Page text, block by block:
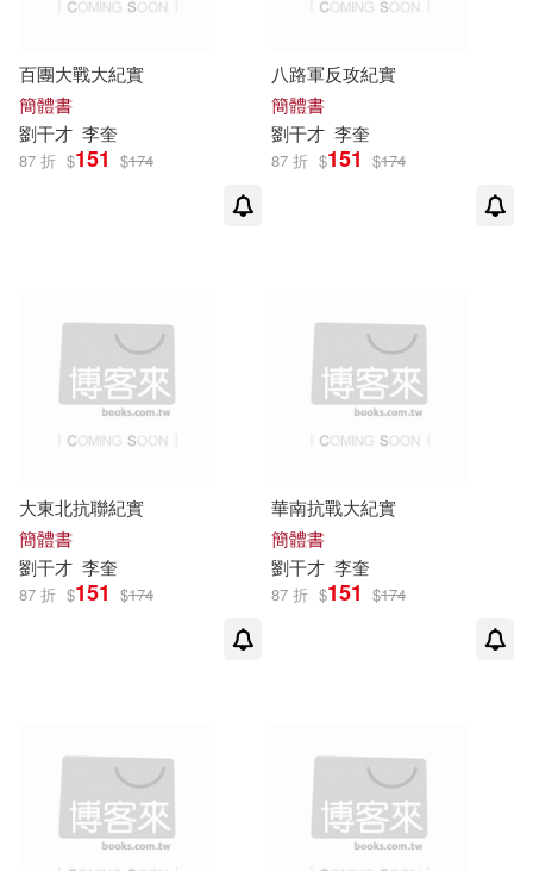
百團大戰大紀實
簡體書
劉干才 李奎
87 折 $151 $174
八路軍反攻紀實
簡體書
劉干才 李奎
87 折 $151 $174
大東北抗聯紀實
簡體書
劉干才 李奎
87 折 $151 $174
華南抗戰大紀實
簡體書
劉干才 李奎
87 折 $151 $174